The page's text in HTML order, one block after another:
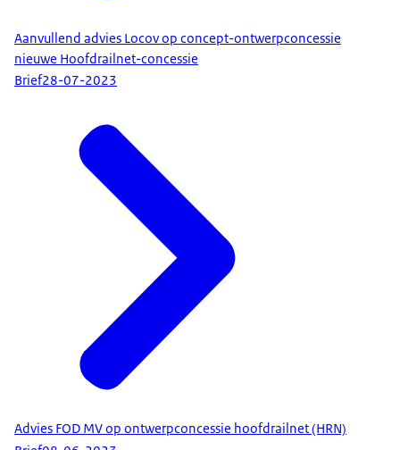
Aanvullend advies Locov op concept-ontwerpconcessie
nieuwe Hoofdrailnet-concessie
Brief28-07-2023
Advies FOD MV op ontwerpconcessie hoofdrailnet (HRN)